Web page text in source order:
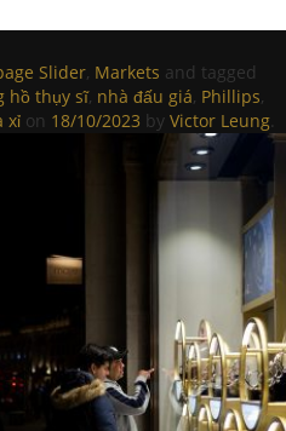
Slider, Markets and tagged
hồ thụy sĩ, nhà đấu giá, Phillips,
xỉ on 18/10/2023 by Victor Leung.